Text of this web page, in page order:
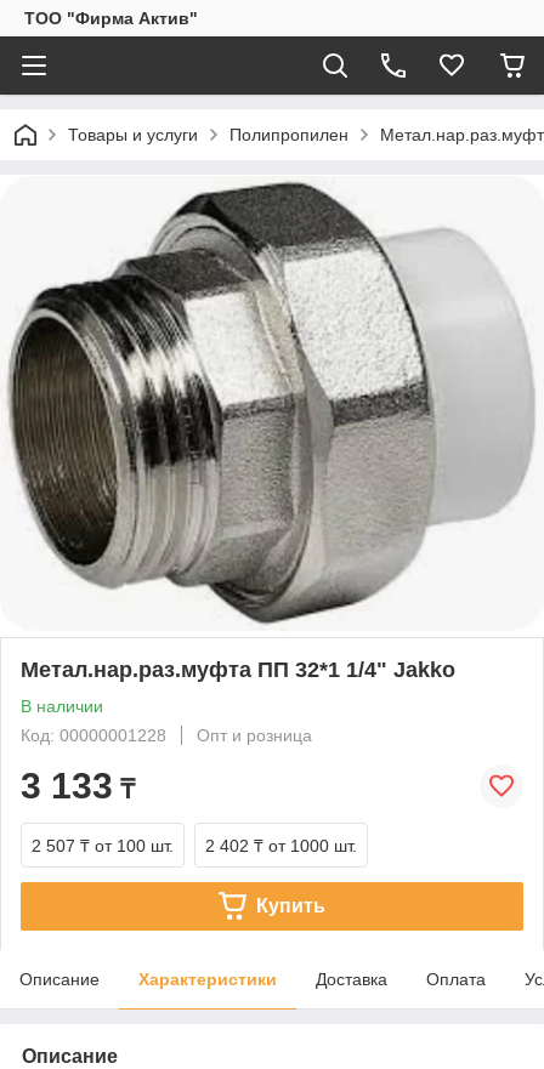
ТОО "Фирма Актив"
Товары и услуги Полипропилен
Метал.нар.раз.муфта ПП 32*1 1/4" Jakko
В наличии
Код: 00000001228
Опт и розница
3 133 ₸
2 507 ₸ от 100 шт. 2 402 ₸ от 1000 шт.
Купить
Описание Характеристики Доставка Оплата
Описание